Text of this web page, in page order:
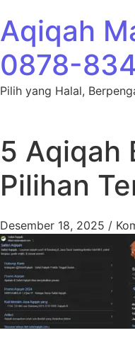
Aqiqah
0878-
Pilih yang Halal,
5 Aqiqah
Pilihan
Desember 18, 2025 /